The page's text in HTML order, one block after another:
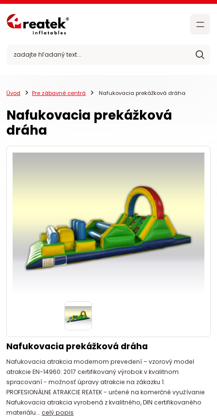
Úvod Pre zábavné centrá Nafukovacia prekážková dráha
Nafukovacia prekážková
dráha
Nafukovacia prekážková dráha
Nafukovacia atrakcia modernom prevedení – vzorový model
atrakcie EN-14960: 2017 certifikovaný výrobok v kvalitnom
spracovaní - možnosť úpravy atrakcie na zákazku 1.
PROFESIONÁLNE ATRAKCIE REATEK - určené na komerčné využívanie
Nafukovacia atrakcia vyrobená z kvalitného, DIN certifikovaného
materiálu...celý popis